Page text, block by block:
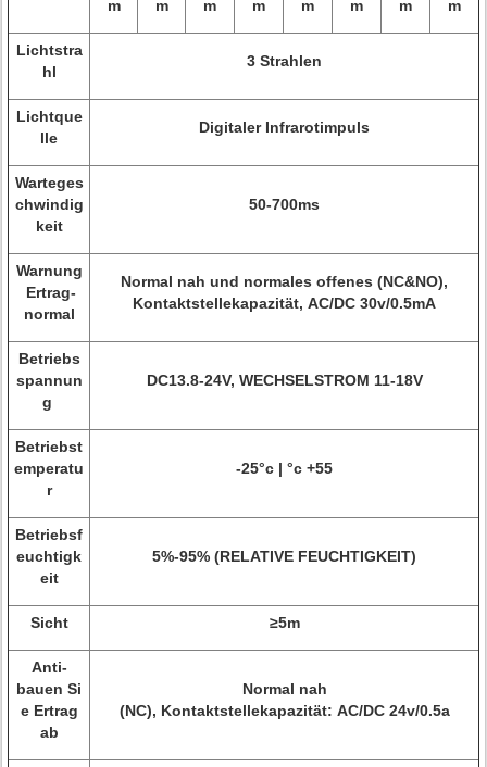
m m m m m m m m
Lichtstra
hl
3 Strahlen
Lichtque
lle
Digitaler Infrarotimpuls
Warteges
chwindig
keit
50-700ms
Warnung
Ertrag-
normal
Normal nah und normales offenes (NC&NO),
Kontaktstellekapazität, AC/DC 30v/0.5mA
Betriebs
spannun
g
DC13.8-24V, WECHSELSTROM 11-18V
Betriebst
emperatu
r
-25°c | °c +55
Betriebsf
euchtigk
eit
5%-95% (RELATIVE FEUCHTIGKEIT)
Sicht ≥5m
Anti-
bauen Si
e Ertrag
ab
Normal nah
(NC), Kontaktstellekapazität: AC/DC 24v/0.5a